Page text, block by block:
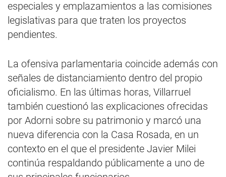
especiales y emplazamientos a las comisiones
legislativas para que traten los proyectos
pendientes.
La ofensiva parlamentaria coincide además con
señales de distanciamiento dentro del propio
oficialismo. En las últimas horas, Villarruel
también cuestionó las explicaciones ofrecidas
por Adorni sobre su patrimonio y marcó una
nueva diferencia con la Casa Rosada, en un
contexto en el que el presidente Javier Milei
continúa respaldando públicamente a uno de